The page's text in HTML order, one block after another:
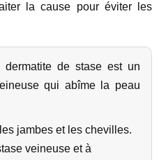
la cause pour éviter les
dermatite de stase est un
qui abîme la peau
jambes et les chevilles.
veineuse et à